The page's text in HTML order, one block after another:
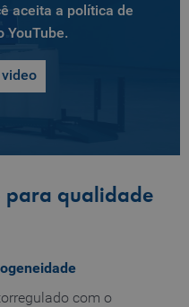
aceita a política de
YouTube.
para qualidade
com o